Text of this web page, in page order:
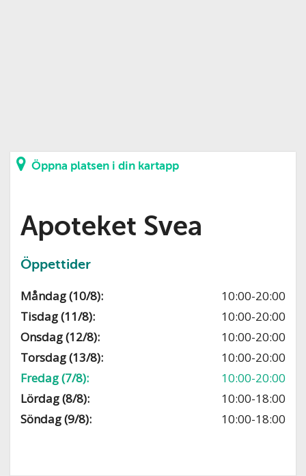
Öppna platsen i din kartapp
Apoteket Svea
Öppettider
Måndag (10/8):
10:00-20:00
Tisdag (11/8):
10:00-20:00
Onsdag (12/8):
10:00-20:00
Torsdag (13/8):
10:00-20:00
Fredag (7/8):
10:00-20:00
Lördag (8/8):
10:00-18:00
Söndag (9/8):
10:00-18:00